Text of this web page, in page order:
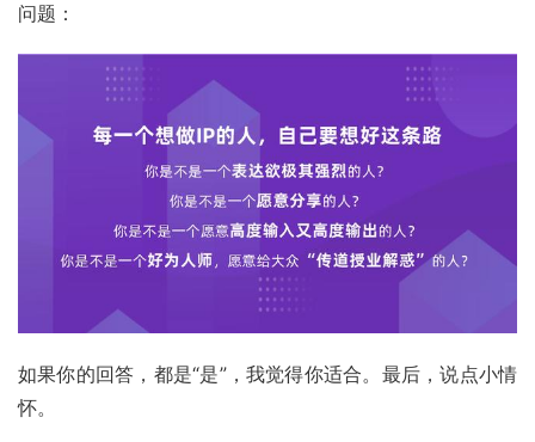
问题：
如果你的回答，都是“是”，我觉得你适合。最后，说点小情
怀。